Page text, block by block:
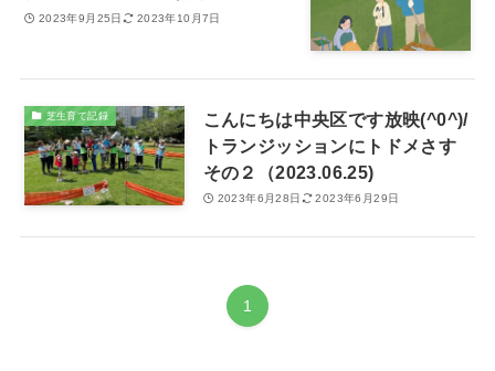
2023年9月25日 2023年10月7日
芝生育て記録
こんにちは中央区です放映(^0^)/
トランジッションにトドメさす
その２（2023.06.25)
2023年6月28日 2023年6月29日
1